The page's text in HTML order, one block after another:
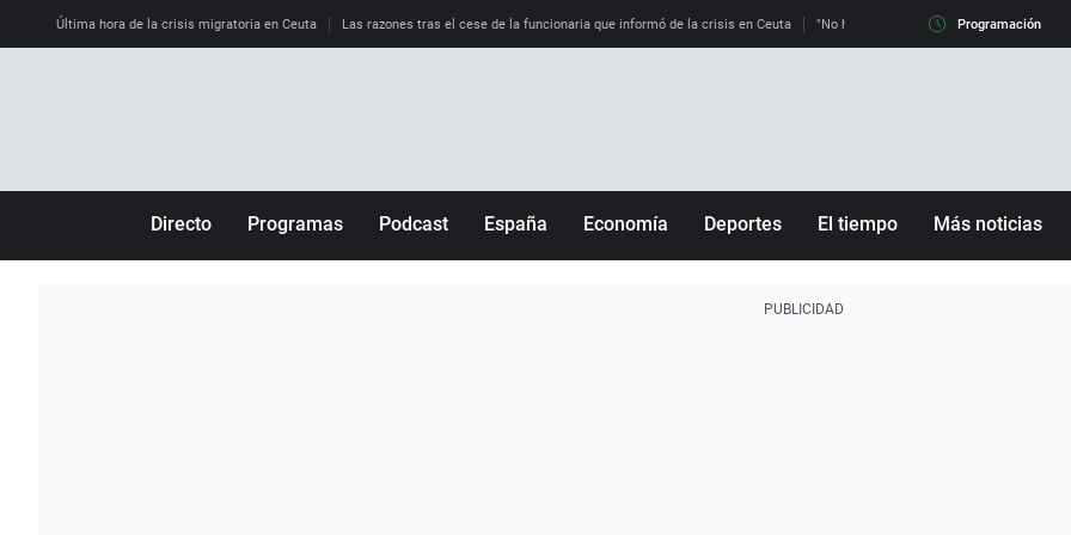
Última hora de la crisis migratoria en Ceuta Las razones tras el cese de la funcionaria que informó de la crisis en Ceuta "No hay mafias, que no nos engañen":
Programación
Directo Programas Podcast España Economía Deportes El tiempo Más noticias